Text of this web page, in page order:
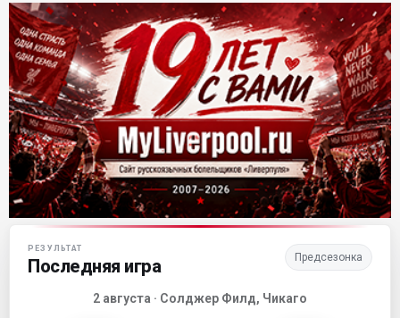
Матч-центр «Ливерпуля»
РЕЗУЛЬТАТ
Последняя игра Предсезонка
2 августа · Солджер Филд, Чикаго